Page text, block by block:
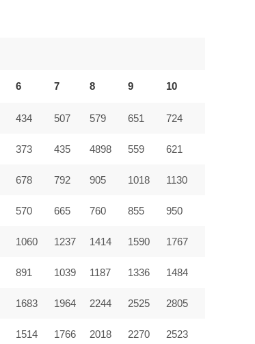
6 7 8 9 10
434 507 579 651 724
373 435 4898 559 621
678 792 905 1018 1130
570 665 760 855 950
1060 1237 1414 1590 1767
891 1039 1187 1336 1484
1683 1964 2244 2525 2805
1514 1766 2018 2270 2523